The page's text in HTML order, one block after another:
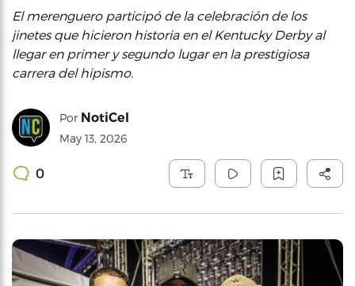
El merenguero participó de la celebración de los
jinetes que hicieron historia en el Kentucky Derby al
llegar en primer y segundo lugar en la prestigiosa
carrera del hipismo.
Por NotiCel
May 13, 2026
0